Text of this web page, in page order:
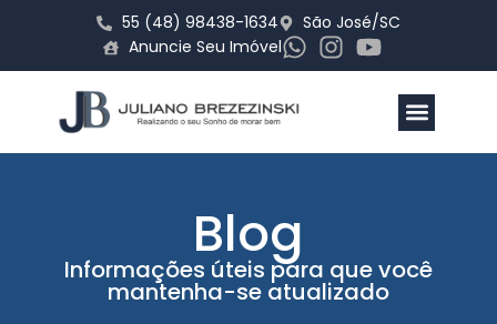
55 (48) 98438-1634
São José/SC
Anuncie Seu Imóvel
Blog
Informações úteis para que você
mantenha-se atualizado